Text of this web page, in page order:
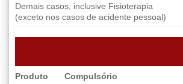
Demais casos, inclusive Fisioterapia
(exceto nos casos de acidente pessoal)
Produto Compulsório